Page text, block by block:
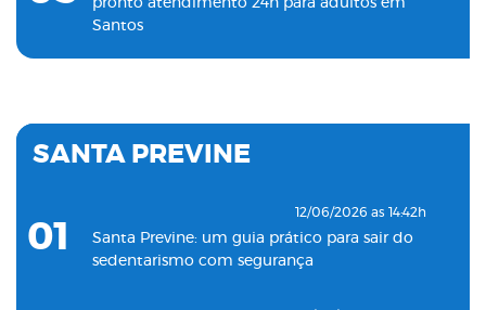
pronto atendimento 24h para adultos em
Santos
Clínica Santa Saúde inaugurará unidade no
município de Guarujá
SANTA PREVINE
01
12/06/2026 as 14:42h
Santa Previne: um guia prático para sair do
sedentarismo com segurança